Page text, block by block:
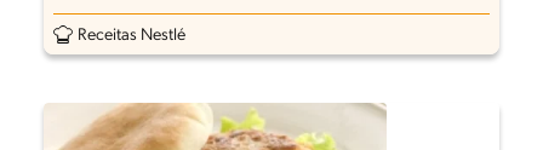
Receitas Nestlé